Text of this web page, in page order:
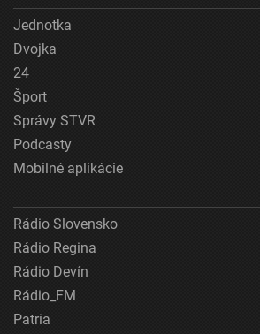
Jednotka
Dvojka
24
Šport
Správy STVR
Podcasty
Mobilné aplikácie
Rádio Slovensko
Rádio Regina
Rádio Devín
Rádio_FM
Patria